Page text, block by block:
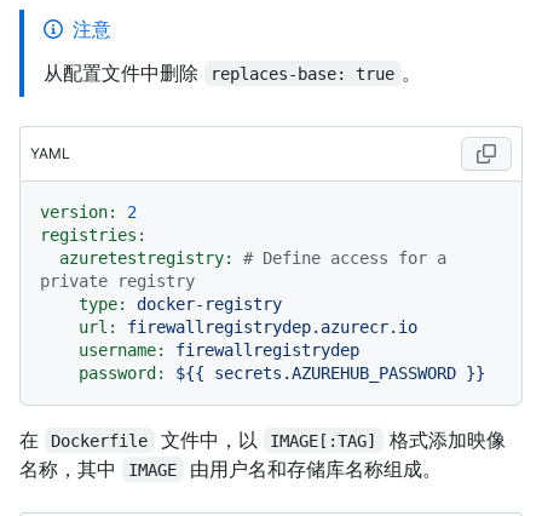
注意
从配置文件中删除
replaces-base: true 。
YAML
version:
2
registries:
azuretestregistry:
# Define access for a
private registry
type:
docker-registry
url:
firewallregistrydep.azurecr.io
username:
firewallregistrydep
password:
${{ secrets.AZUREHUB_PASSWORD }}
在 Dockerfile 文件中，以 IMAGE[:TAG]
格式添加映像
名称，其中
IMAGE 由用户名和存储库名称组成。